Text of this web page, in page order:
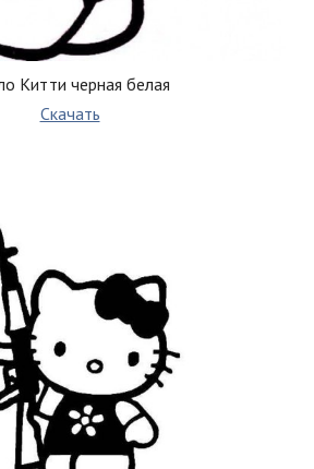
Китти черная белая
Скачать